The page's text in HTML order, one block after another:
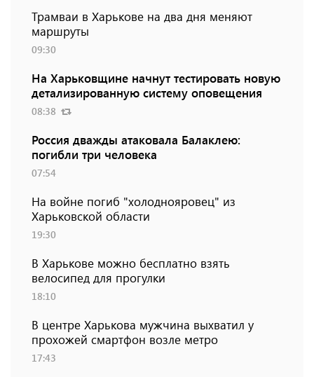
Трамваи в Харькове на два дня меняют
маршруты
09:30
На Харьковщине начнут тестировать новую
детализированную систему оповещения
08:38
Россия дважды атаковала Балаклею:
погибли три человека
07:54
На войне погиб "холоднояровец" из
Харьковской области
19:30
В Харькове можно бесплатно взять
велосипед для прогулки
18:10
В центре Харькова мужчина выхватил у
прохожей смартфон возле метро
17:43